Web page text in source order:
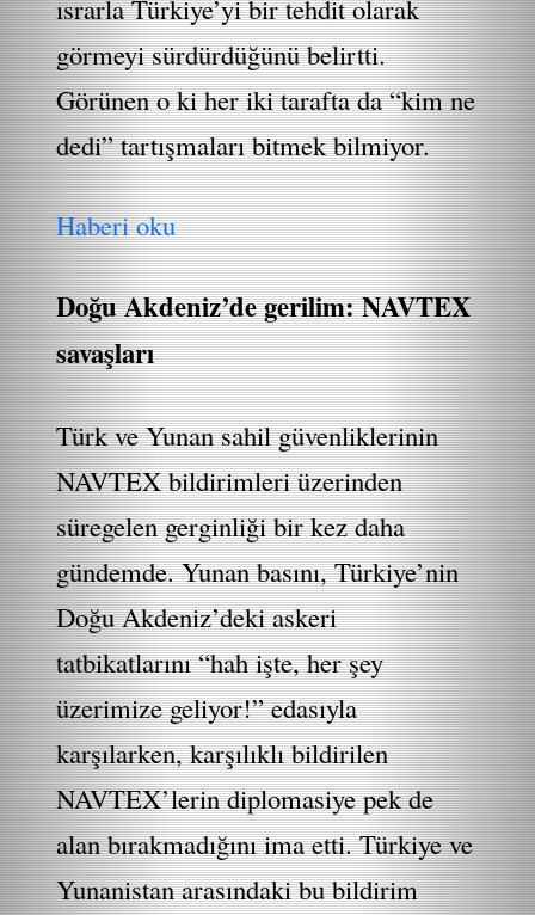
ısrarla Türkiye’yi bir tehdit olarak
görmeyi sürdürdüğünü belirtti.
Görünen o ki her iki tarafta da “kim ne
dedi” tartışmaları bitmek bilmiyor.
Haberi oku
Doğu Akdeniz’de gerilim: NAVTEX
savaşları
Türk ve Yunan sahil güvenliklerinin
NAVTEX bildirimleri üzerinden
süregelen gerginliği bir kez daha
gündemde. Yunan basını, Türkiye’nin
Doğu Akdeniz’deki askeri
tatbikatlarını “hah işte, her şey
üzerimize geliyor!” edasıyla
karşılarken, karşılıklı bildirilen
NAVTEX’lerin diplomasiye pek de
alan bırakmadığını ima etti. Türkiye ve
Yunanistan arasındaki bu bildirim